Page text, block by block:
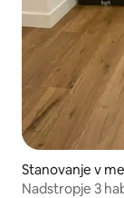
Stanovanje v
Nadstropje 3